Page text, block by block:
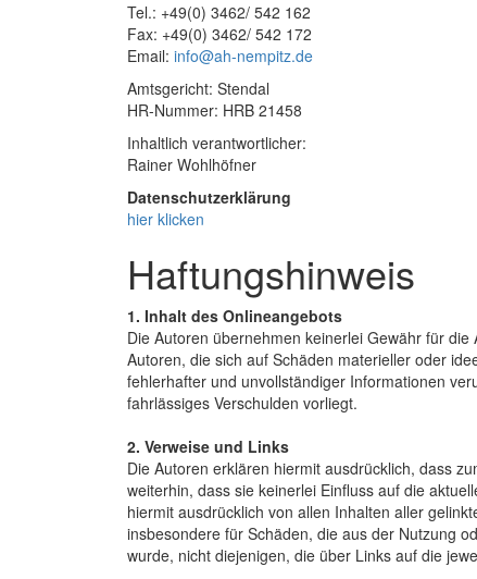
Tel.: +49(0) 3462/ 542 162
Fax: +49(0) 3462/ 542 172
Email: info@ah-nempitz.de
Amtsgericht: Stendal
HR-Nummer: HRB 21458
Inhaltlich verantwortlicher:
Rainer Wohlhöfner
Datenschutzerklärung
hier klicken
Haftungshinweis
1. Inhalt des Onlineangebots
Die Autoren übernehmen keinerlei Gewähr für
Autoren, die sich auf Schäden materieller oder
fehlerhafter und unvollständiger Informationen
fahrlässiges Verschulden vorliegt.
2. Verweise und Links
Die Autoren erklären hiermit ausdrücklich, dass
weiterhin, dass sie keinerlei Einfluss auf die
hiermit ausdrücklich von allen Inhalten aller
insbesondere für Schäden, die aus der Nutzung
wurde, nicht diejenigen, die über Links auf die